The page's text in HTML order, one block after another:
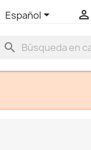
Español 
search